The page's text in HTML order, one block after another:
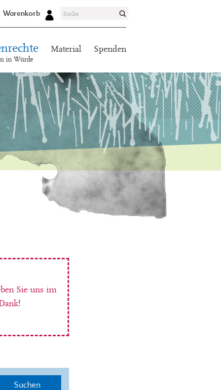
Warenkorb
in Würde
Material Spenden
Sie uns im
Suchen